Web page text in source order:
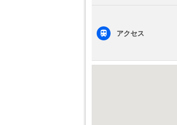
アクセス